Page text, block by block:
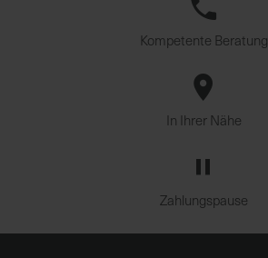
Kompetente Beratung
In Ihrer Nähe
Zahlungspause